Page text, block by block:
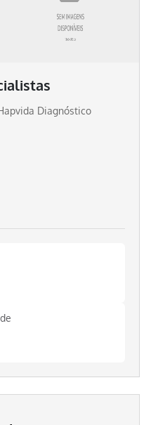
Diagnóstico